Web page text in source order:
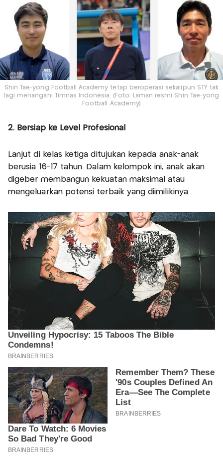
Shin Tae-yong Football Academy tetap beroperasi sekalipun STY tak
lagi menangani Timnas Indonesia. (Foto: Laman resmi Shin Tae-yong
Football Academy)
2. Bersiap ke Level Profesional
Lanjut di kelas ketiga ditujukan kepada anak-anak
berusia 16-17 tahun. Dalam kelompok ini, anak akan
digeber membangun kekuatan maksimal atau
mengeluarkan potensi terbaik yang diimilikinya.